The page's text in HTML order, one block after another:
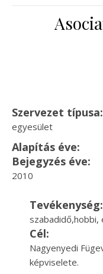
Szervezet típusa:
egyesület
Alapítás éve:
Bejegyzés éve:
2010
Tevékenység:
szabadidő,hobbi,
Cél:
Nagyenyedi
képviselete.